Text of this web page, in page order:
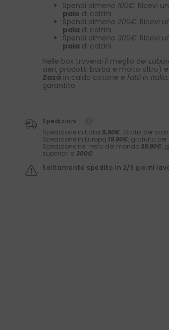
Spendi almeno 100€: Ricevi
paio di calzini
Spendi almeno200€: Ricevi
paia di calzini
Spendi almeno 300€: Ricevi
paia di calzini
Nelle box troverai il meglio dei
sieri, prodotti barba e molto altro)
Zazà in caldo cotone e fatti in Italia
garantito.
Spedizioni
Spedizione in Italia 5,90€. Gratis per
Spedizione in Europa 19.90€, gratuita
Spedizione nel resto del mondo 39.90€,
superiori a 300€
Solitamente spedito in 2/3 giorni